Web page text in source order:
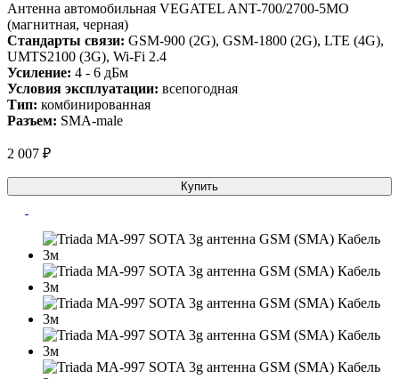
Антенна автомобильная VEGATEL ANT-700/2700-5MO
(магнитная, черная)
Стандарты связи: GSM-900 (2G), GSM-1800 (2G), LTE (4G),
UMTS2100 (3G), Wi-Fi 2.4
Усиление: 4 - 6 дБм
Условия эксплуатации: всепогодная
Тип: комбинированная
Разъем: SMA-male
2 007 ₽
Купить